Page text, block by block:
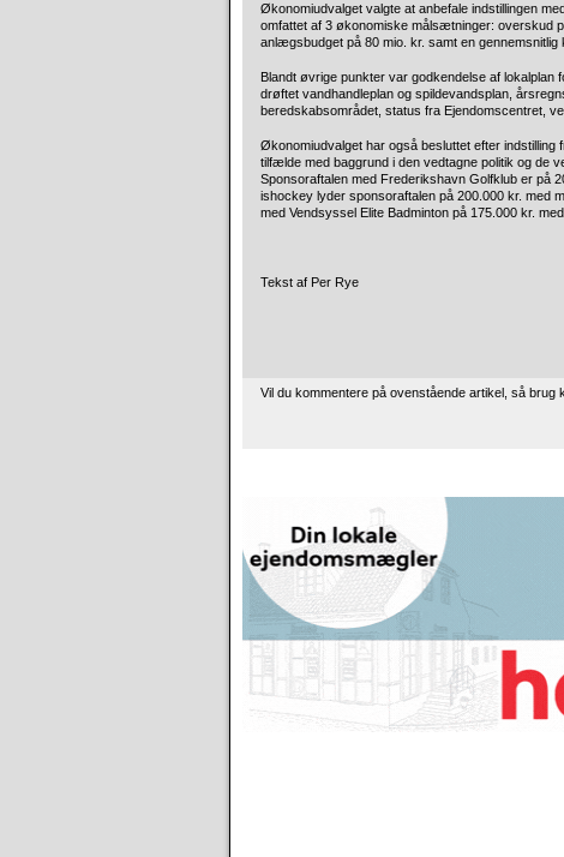
Økonomiudvalget valgte at anbefale indstillingen
omfattet af 3 økonomiske målsætninger: overskud
anlægsbudget på 80 mio. kr. samt en gennemsnitlig
Blandt øvrige punkter var godkendelse af
drøftet vandhandleplan og spildevandsplan,
beredskabsområdet, status fra Ejendomscentret,
Økonomiudvalget har også besluttet efter indstilling
tilfælde med baggrund i den vedtagne politik og de
Sponsoraftalen med Frederikshavn Golfklub er på
ishockey lyder sponsoraftalen på 200.000 kr. med
med Vendsyssel Elite Badminton på 175.000 kr.
Tekst af Per Rye
Vil du kommentere på ovenstående artikel, så brug